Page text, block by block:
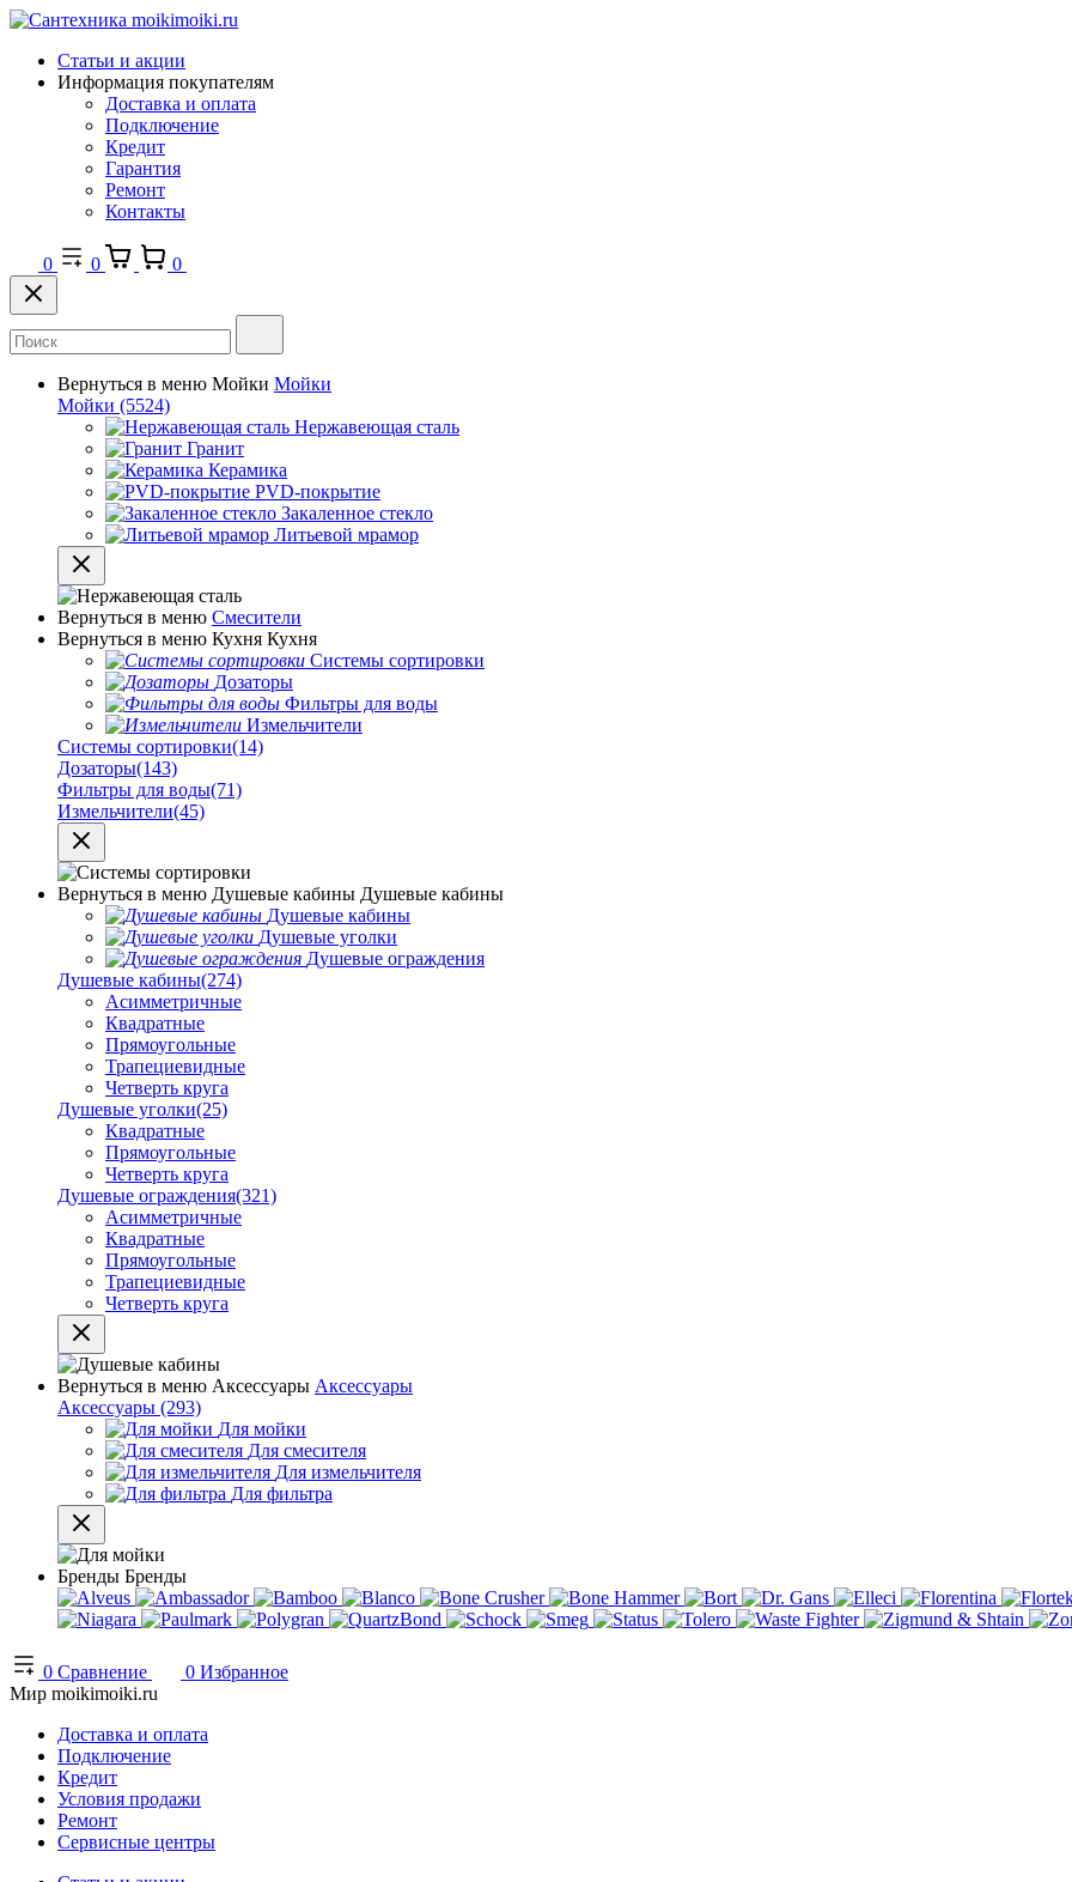
Статьи и акции
Информация покупателям
Доставка и оплата
Подключение
Кредит
Гарантия
Ремонт
Контакты
0 0 0
Вернуться в меню Мойки Мойки
Мойки (5524)
Нержавеющая сталь
Гранит
Керамика
PVD-покрытие
Закаленное стекло
Литьевой мрамор
Вернуться в меню Смесители
Вернуться в меню Кухня Кухня
Системы сортировки
Дозаторы
Фильтры для воды
Измельчители
Системы сортировки(14)
Дозаторы(143)
Фильтры для воды(71)
Измельчители(45)
Вернуться в меню Душевые кабины Душевые кабины
Душевые кабины
Душевые уголки
Душевые ограждения
Душевые кабины(274)
Асимметричные
Квадратные
Прямоугольные
Трапециевидные
Четверть круга
Душевые уголки(25)
Квадратные
Прямоугольные
Четверть круга
Душевые ограждения(321)
Асимметричные
Квадратные
Прямоугольные
Трапециевидные
Четверть круга
Вернуться в меню Аксессуары Аксессуары
Аксессуары (293)
Для мойки
Для смесителя
Для измельчителя
Для фильтра
Бренды Бренды
0 Сравнение 0 Избранное
Мир moikimoiki.ru
Доставка и оплата
Подключение
Кредит
Условия продажи
Ремонт
Сервисные центры